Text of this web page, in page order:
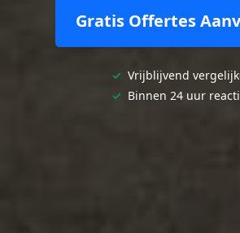
Gratis Offertes
✓ Vrijblijvend
✓ Binnen 24 uur